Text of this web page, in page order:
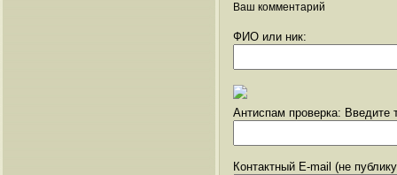
Ваш комментарий
ФИО или ник:
Антиспам проверка: Введите
Контактный E-mail (не